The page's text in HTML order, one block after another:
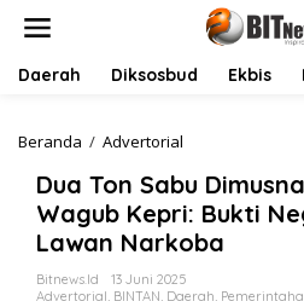
Daerah Diksosbud Ekbis
Beranda / Advertorial
a
T
o
n
S
a
Dua Ton Sabu
Wagub Kepri: Bukti
Lawan Narkoba
Bitnews.id
13 Juni 2025
Advertorial, BINTAN, Daerah,